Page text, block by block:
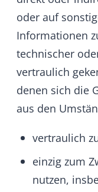
e) Besonderheit
HumHub ist
bezahlten
unabhängig von
das Hauptprojekt
Dritten zur
für individuell
Auftrag gegebene
f)